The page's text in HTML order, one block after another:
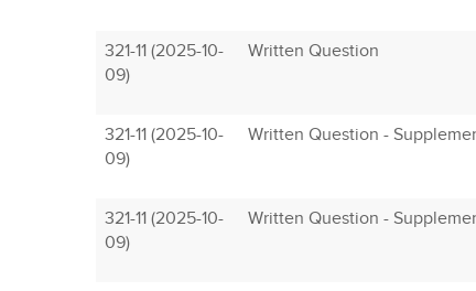
321-11 (2025-10-
09)
Written Question
321-11 (2025-10-
09)
Written Question -
321-11 (2025-10-
09)
Written Question -